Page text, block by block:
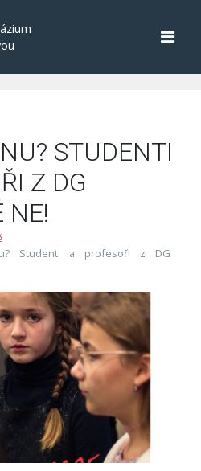
STUDENTI
Z DG
NE!
Studenti a profesoři z DG